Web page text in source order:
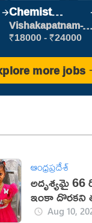
Chemist
Production
Executive
Vishakapatnam-
new
₹18000 - ₹24000
more jobs
ఆంధ్రప్రదేశ్
అదృశ్యమై 66
ఇంకా దొరకని
ఆచూకీAug 10,